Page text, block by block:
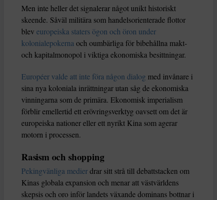
Men inte heller det signalerar något unikt historiskt
skeende. Såväl militära som handelsorienterade flottor
blev europeiska staters ögon och öron under
kolonialepokernaoch oumbärliga för bibehållna makt-
och kapitalmonopol i viktiga ekonomiska besittningar.
Européer valde att inte föra någon dialog med invånare i
sina nya koloniala inrättningar utan såg de ekonomiska
vinningarna som de primära. Ekonomisk imperialism
förblir emellertid ett erövringsverktyg oavsett om det är
europeiska nationer eller ett nyrikt Kina som agerar
motorn i processen.
Rasism och shopping
Pekingvänliga medierdrar sitt strå till debattstacken om
Kinas globala expansion och menar att västvärldens
skepsis och oro inför landets växande dominans bottnar i